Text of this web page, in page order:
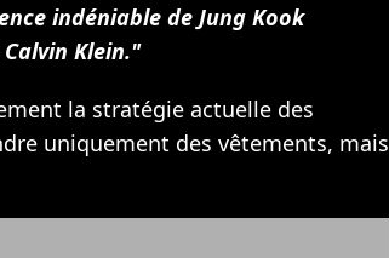
indéniable de Jung Kook
Klein."
la stratégie actuelle des
uniquement des vêtements, mais